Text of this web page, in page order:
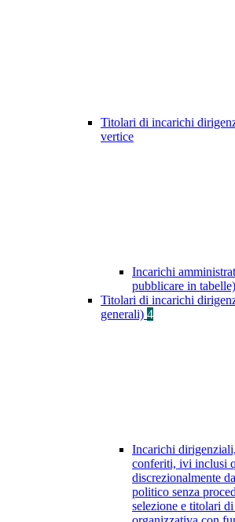
Titolari di incarichi
vertice
Incarichi
pubblicare in tabelle)
Titolari di incarichi
generali) 4
Incarichi
conferiti, ivi inclusi
discrezionalmente
politico senza
selezione e titolari